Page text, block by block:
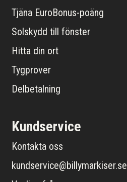
Tjäna EuroBonus-poäng
Solskydd till fönster
Hitta din ort
Tygprover
Delbetalning
Kundservice
Kontakta oss
kundservice@billymarkiser.se